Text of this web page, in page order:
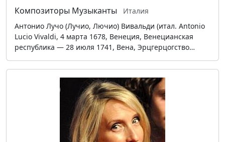
Композиторы Музыканты
Италия
Антонио Лучо (Лучио, Лючио) Вивальди (итал. Antonio
Lucio Vivaldi, 4 марта 1678, Венеция, Венецианская
республика — 28 июля 1741, Вена, Эрцгерцогство…